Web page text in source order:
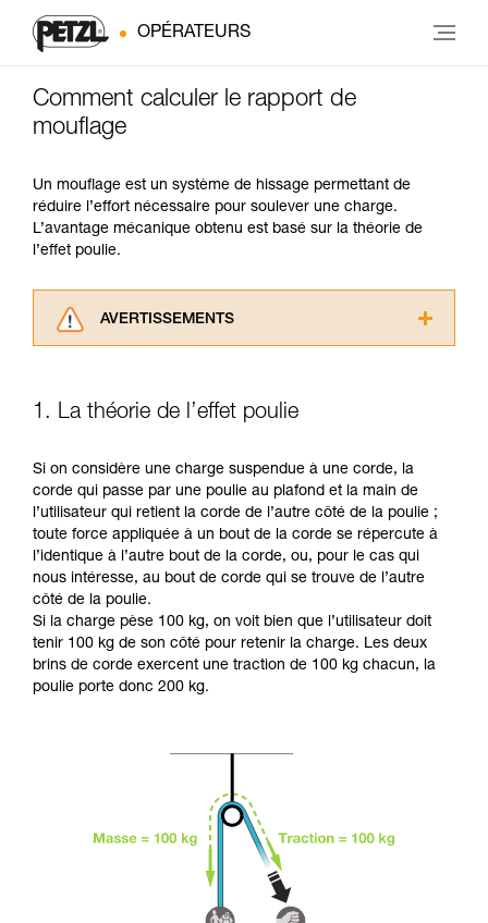
OPÉRATEURS
Comment calculer le rapport de
mouflage
Un mouflage est un système de hissage permettant de
réduire l’effort nécessaire pour soulever une charge.
L’avantage mécanique obtenu est basé sur la théorie de
l’effet poulie.
AVERTISSEMENTS
consulter. Vous devez avoir compris les
informations de la notice technique pour
d’informations.
Maîtriser ces techniques nécessite une
formation et un entraînement spécifique. Validez
avec un professionnel votre capacité à refaire
la manipulation, seul, en toute sécurité, avant
de la reproduire en autonomie.
Nous donnons des exemples de techniques
liées à votre activité. Il peut en exister d’autres
que nous ne décrivons pas ici.
1. La théorie de l’effet poulie
Si on considère une charge suspendue à une corde, la
corde qui passe par une poulie au plafond et la main de
l’utilisateur qui retient la corde de l’autre côté de la poulie ;
toute force appliquée à un bout de la corde se répercute à
l’identique à l’autre bout de la corde, ou, pour le cas qui
nous intéresse, au bout de corde qui se trouve de l’autre
côté de la poulie.
Si la charge pèse 100 kg, on voit bien que l’utilisateur doit
tenir 100 kg de son côté pour retenir la charge. Les deux
brins de corde exercent une traction de 100 kg chacun, la
poulie porte donc 200 kg.